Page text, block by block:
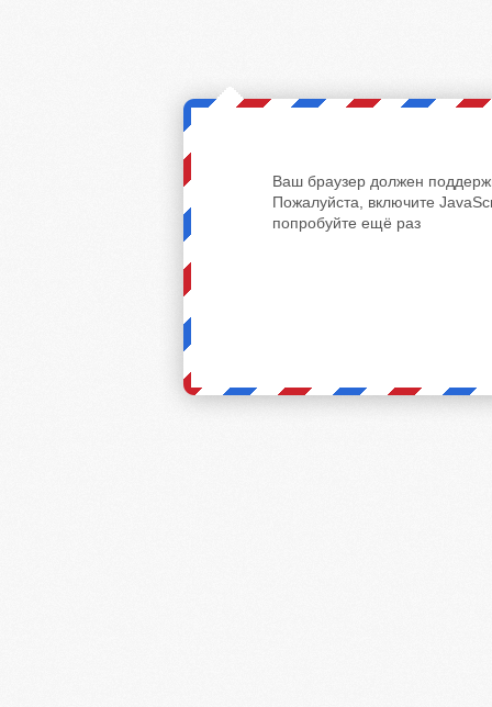
Ваш браузер должен
Пожалуйста, включите
попробуйте ещё раз